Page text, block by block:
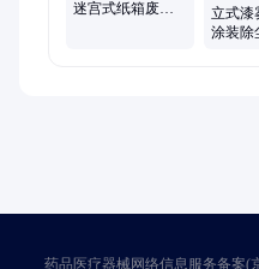
迷宫式纸箱废气
立式漆
涂装除
药品医疗器械网络信息服务备案(